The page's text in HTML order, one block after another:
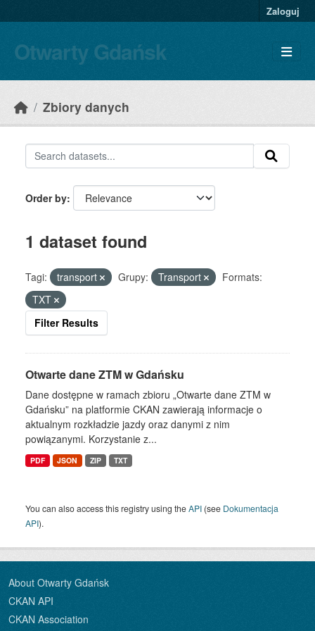
Zaloguj
Otwarty Gdańsk
Zbiory danych
Order by
1 dataset found
Tagi: transport Grupy: Transport
Formats:
TXT
Filter Results
Otwarte dane ZTM w Gdańsku
Dane dostępne w ramach zbioru „Otwarte dane ZTM w
Gdańsku” na platformie CKAN zawierają informacje o
aktualnym rozkładzie jazdy oraz danymi z nim
powiązanymi. Korzystanie z...
PDF JSON ZIP TXT
You can also access this registry using theAPI (see Dokumentacja
API).
About Otwarty Gdańsk
CKAN API
CKAN Association